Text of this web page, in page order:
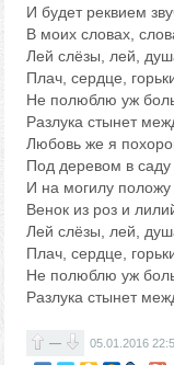
И будет реквием
В моих словах,
Лей слёзы, лей,
Плач, сердце,
Не полюблю уж
Разлука стынет
Любовь же я
Под деревом в саду
И на могилу положу
Венок из роз и
Лей слёзы, лей,
Плач, сердце,
Не полюблю уж
Разлука стынет
— 05.01.2016